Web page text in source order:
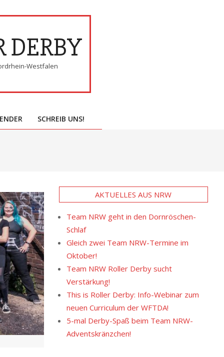
DERBY
Westfalen
SCHREIB UNS!
AKTUELLES AUS NRW
Team NRW geht in den Dornröschen-
Schlaf
Gleich zwei Team NRW-Termine im
Oktober!
Team NRW Roller Derby sucht
Verstärkung!
This is Roller Derby: Info-Webinar zum
neuen Curriculum der WFTDA!
5-mal Derby-Spaß beim Team NRW-
Adventskränzchen!